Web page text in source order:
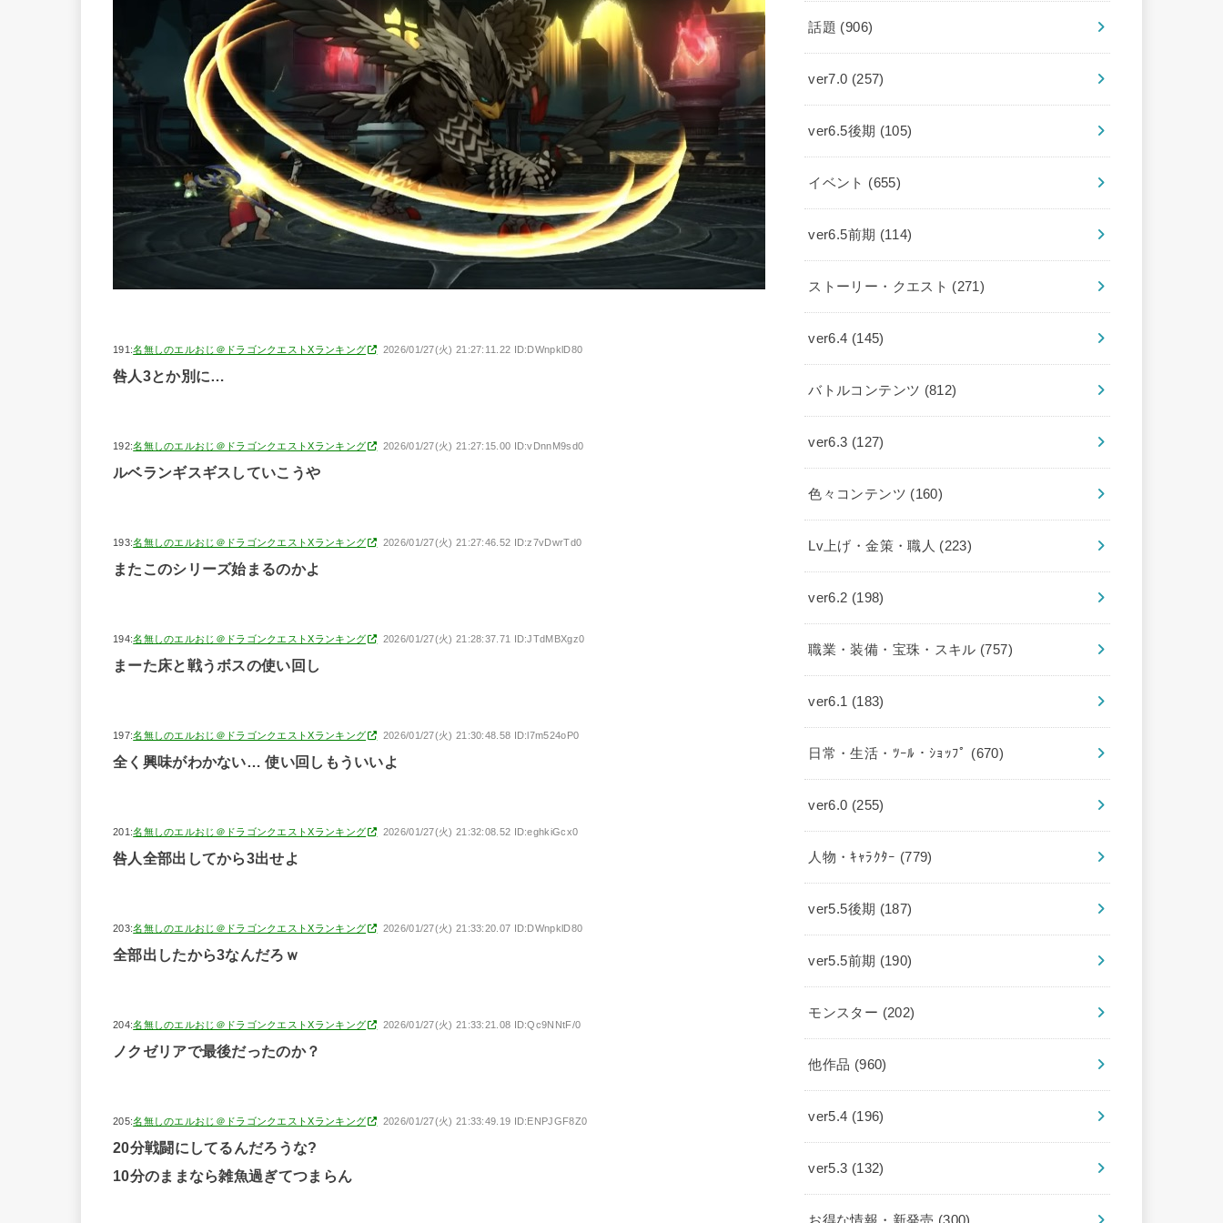
191:名無しのエルおじ＠ドラゴンクエストXランキング 2026/01/27(火) 21:27:11.22 ID:DWnpklD80
咎人3とか別に…
192:名無しのエルおじ＠ドラゴンクエストXランキング 2026/01/27(火) 21:27:15.00 ID:vDnnM9sd0
ルベランギスギスしていこうや
193:名無しのエルおじ＠ドラゴンクエストXランキング 2026/01/27(火) 21:27:46.52 ID:z7vDwrTd0
またこのシリーズ始まるのかよ
194:名無しのエルおじ＠ドラゴンクエストXランキング 2026/01/27(火) 21:28:37.71 ID:JTdMBXgz0
まーた床と戦うボスの使い回し
197:名無しのエルおじ＠ドラゴンクエストXランキング 2026/01/27(火) 21:30:48.58 ID:l7m524oP0
全く興味がわかない… 使い回しもういいよ
201:名無しのエルおじ＠ドラゴンクエストXランキング 2026/01/27(火) 21:32:08.52 ID:eghkiGcx0
咎人全部出してから3出せよ
203:名無しのエルおじ＠ドラゴンクエストXランキング 2026/01/27(火) 21:33:20.07 ID:DWnpklD80
全部出したから3なんだろｗ
204:名無しのエルおじ＠ドラゴンクエストXランキング 2026/01/27(火) 21:33:21.08 ID:Qc9NNtF/0
ノクゼリアで最後だったのか？
205:名無しのエルおじ＠ドラゴンクエストXランキング 2026/01/27(火) 21:33:49.19 ID:ENPJGF8Z0
20分戦闘にしてるんだろうな?
10分のままなら雑魚過ぎてつまらん
話題 (906)
ver7.0 (257)
ver6.5後期 (105)
イベント (655)
ver6.5前期 (114)
ストーリー・クエスト (271)
ver6.4 (145)
バトルコンテンツ (812)
ver6.3 (127)
色々コンテンツ (160)
Lv上げ・金策・職人 (223)
ver6.2 (198)
職業・装備・宝珠・スキル (757)
ver6.1 (183)
日常・生活・ﾂｰﾙ・ｼｮｯﾌﾟ (670)
ver6.0 (255)
人物・ｷｬﾗｸﾀｰ (779)
ver5.5後期 (187)
ver5.5前期 (190)
モンスター (202)
他作品 (960)
ver5.4 (196)
ver5.3 (132)
お得な情報・新発売 (300)